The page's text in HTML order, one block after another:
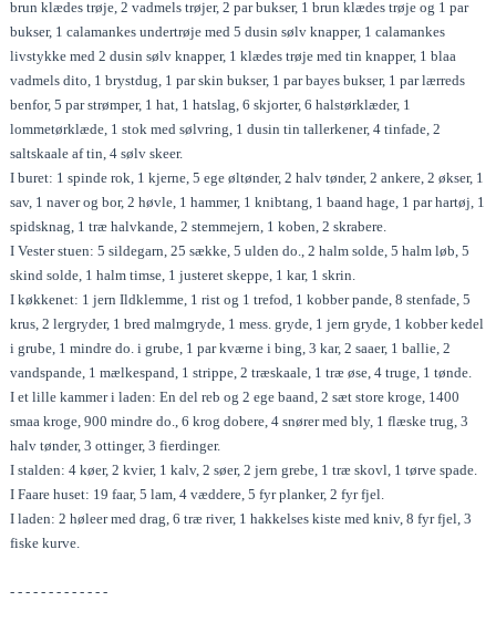
brun klædes trøje, 2 vadmels trøjer, 2 par bukser, 1 brun klædes trøje og 1 par
bukser, 1 calamankes undertrøje med 5 dusin sølv knapper, 1 calamankes
livstykke med 2 dusin sølv knapper, 1 klædes trøje med tin knapper, 1 blaa
vadmels dito, 1 brystdug, 1 par skin bukser, 1 par bayes bukser, 1 par lærreds
benfor, 5 par strømper, 1 hat, 1 hatslag, 6 skjorter, 6 halstørklæder, 1
lommetørklæde, 1 stok med sølvring, 1 dusin tin tallerkener, 4 tinfade, 2
saltskaale af tin, 4 sølv skeer.
I buret: 1 spinde rok, 1 kjerne, 5 ege øltønder, 2 halv tønder, 2 ankere, 2 økser, 1
sav, 1 naver og bor, 2 høvle, 1 hammer, 1 knibtang, 1 baand hage, 1 par hartøj, 1
spidsknag, 1 træ halvkande, 2 stemmejern, 1 koben, 2 skrabere.
I Vester stuen: 5 sildegarn, 25 sække, 5 ulden do., 2 halm solde, 5 halm løb, 5
skind solde, 1 halm timse, 1 justeret skeppe, 1 kar, 1 skrin.
I køkkenet: 1 jern Ildklemme, 1 rist og 1 trefod, 1 kobber pande, 8 stenfade, 5
krus, 2 lergryder, 1 bred malmgryde, 1 mess. gryde, 1 jern gryde, 1 kobber kedel
i grube, 1 mindre do. i grube, 1 par kværne i bing, 3 kar, 2 saaer, 1 ballie, 2
vandspande, 1 mælkespand, 1 strippe, 2 træskaale, 1 træ øse, 4 truge, 1 tønde.
I et lille kammer i laden: En del reb og 2 ege baand, 2 sæt store kroge, 1400
smaa kroge, 900 mindre do., 6 krog dobere, 4 snører med bly, 1 flæske trug, 3
halv tønder, 3 ottinger, 3 fierdinger.
I stalden: 4 køer, 2 kvier, 1 kalv, 2 søer, 2 jern grebe, 1 træ skovl, 1 tørve spade.
I Faare huset: 19 faar, 5 lam, 4 væddere, 5 fyr planker, 2 fyr fjel.
I laden: 2 høleer med drag, 6 træ river, 1 hakkelses kiste med kniv, 8 fyr fjel, 3
fiske kurve.
- - - - - - - - - - - - -